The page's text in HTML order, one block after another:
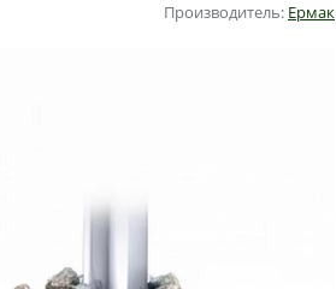
Производитель: Ермак